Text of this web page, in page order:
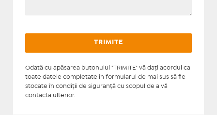
Odată cu apăsarea butonului "TRIMITE" vă daţi acordul ca
toate datele completate în formularul de mai sus să fie
stocate în condiţii de siguranţă cu scopul de a vă
contacta ulterior.